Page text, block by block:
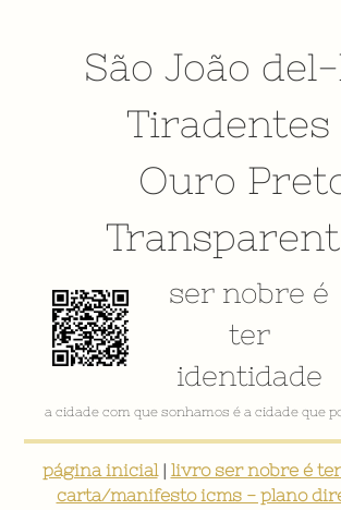
São João
Tiradentes
Ouro
ser nobre é
ter
identidade
a cidade com que sonhamos é a cidade que
página inicial| livro ser nobre é
carta/manifesto icms - plano